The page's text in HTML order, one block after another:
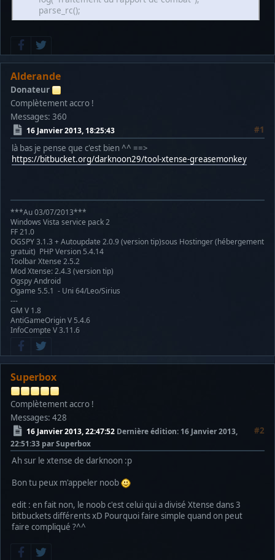
parse_rc();
Alderande
Donateur
Complètement accro !
Messages: 360
16 Janvier 2013, 18:25:43
#1
là bas je pense que c'est bien ^^ ==>
https://bitbucket.org/darknoon29/tool-xtense-greasemonkey
***Au 03/07/2013***
Windows Vista service pack 2
FF 21.0
OGSPY 3.1.3 + Autoupdate 2.0.9 (version tip)sous Hostinger (hébergement
gratuit) PHP Version 5.4.14
Toolbar Xtense 2.5.2
Mod Xtense: 2.4.3 (version tip)
Ogspy Android
Ogame 5.5.1 - Uni 64/Leo/Sirius
---
GM V 1.8
AntiGameOrigin V 5.4.6
InfoCompte V 3.11.6
Superbox
Complètement accro !
Messages: 428
16 Janvier 2013, 22:47:52 #2
Dernière édition: 16 Janvier 2013,
22:51:33 par Superbox
Ah sur le xtense de darknoon :p
Bon tu peux m'appeler noob
edit : en fait non, le noob c'est celui qui a divisé Xtense dans 3
bitbuckets différents xD Pourquoi faire simple quand on peut
faire compliqué ?^^